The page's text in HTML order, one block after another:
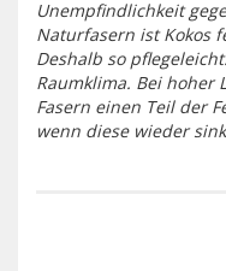
Unempfindlichkeit
Naturfasern ist Kokos
Deshalb so
Raumklima. Bei hoher
Fasern einen Teil der
wenn diese wieder